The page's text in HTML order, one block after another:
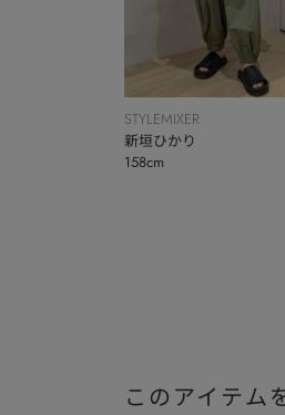
STYLEMIXER
新垣ひかり
158cm
このアイテム